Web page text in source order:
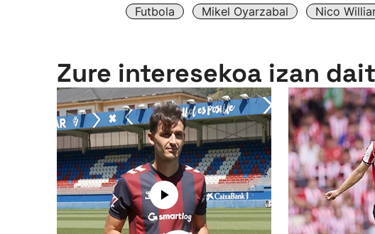
Futbola Mikel Oyarzabal Nico
Zure interesekoa izan